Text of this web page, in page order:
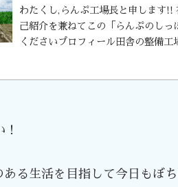
わたくし,らんぷ工場長と申します!!
己紹介を兼ねてこの「らんぷのしっ
くださいプロフィール田舎の整備
リーマン（メカニック・サービス
る生活を目指して今日もぼ